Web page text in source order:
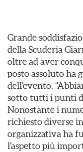
Grande
della Scuderia
oltre ad aver
posto assoluto ha
dell’evento.
sotto tutti i punti
Nonostante i
richiesto diverse
organizzativa ha
l’aspetto più